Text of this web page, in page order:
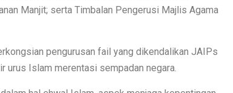
Manjit; serta Timbalan Pengerusi Majlis Agama
pengurusan fail yang dikendalikan JAIPs
urus Islam merentasi sempadan negara.